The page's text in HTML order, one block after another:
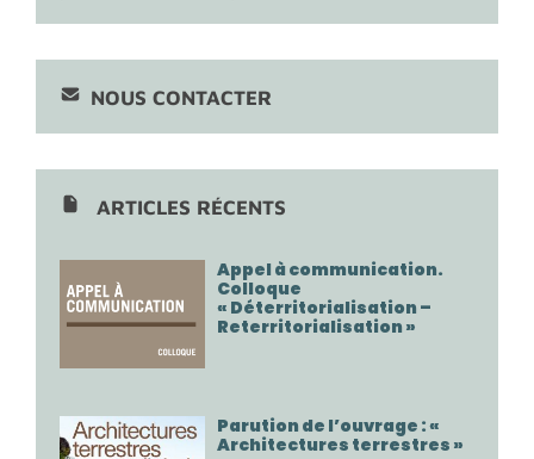
NOUS CONTACTER
ARTICLES RÉCENTS
Appel à communication.
Colloque
« Déterritorialisation –
Reterritorialisation »
Parution de l’ouvrage : «
Architectures terrestres »